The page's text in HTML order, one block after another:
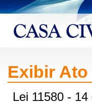
Exibir Ato
Lei 11580 -